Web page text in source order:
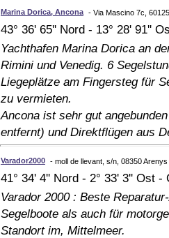
Marina Dorica, Ancona - Via Mascino 7c,
43° 36' 65'' Nord - 13° 28' 91''
Yachthafen Marina Dorica an
Rimini und Venedig. 6
Liegeplätze am Fingersteg für
zu vermieten.
Ancona ist sehr gut
entfernt) und Direktflügen aus
Varador2000 - moll de llevant, s/n, 08350
41° 34' 4'' Nord - 2° 33' 3'' Ost
Varador 2000 : Beste
Segelboote als auch für
Standort im, Mittelmeer.